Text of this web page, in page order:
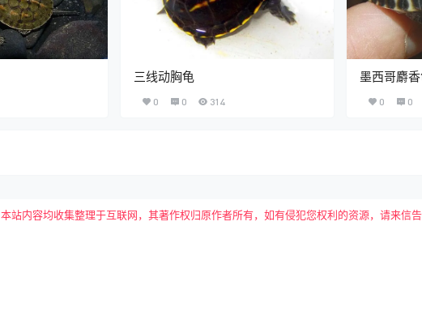
三线动胸龟
0 0 314
墨西哥麝
0 0
本站内容均收集整理于互联网，其著作权归原作者所有，如有侵犯您权利的资源，请来